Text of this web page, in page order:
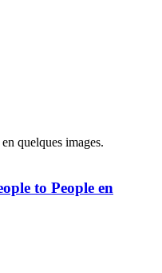
quelques images.
to People en